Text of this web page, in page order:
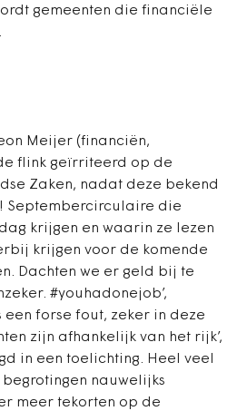
gemeenten die financiële
Meijer (financiën,
flink geïrriteerd op de
Zaken, nadat deze bekend
Septembercirculaire die
krijgen en waarin ze lezen
krijgen voor de komende
Dachten we er geld bij te
#youhadonejob’,
een forse fout, zeker in deze
zijn afhankelijk van het rijk’,
in een toelichting. Heel veel
nauwelijks
meer tekorten op de